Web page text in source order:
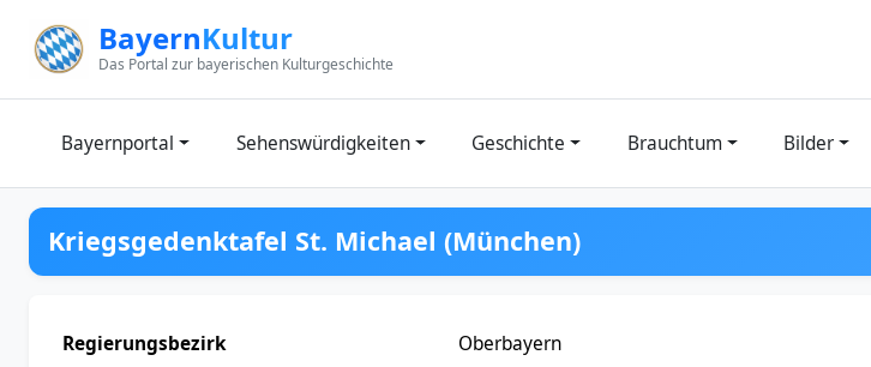
BayernKultur
Das Portal zur bayerischen Kulturgeschichte
Bayernportal Sehenswürdigkeiten Geschichte Brauchtum Bilder
Kriegsgedenktafel St. Michael (München)
Regierungsbezirk
Oberbayern